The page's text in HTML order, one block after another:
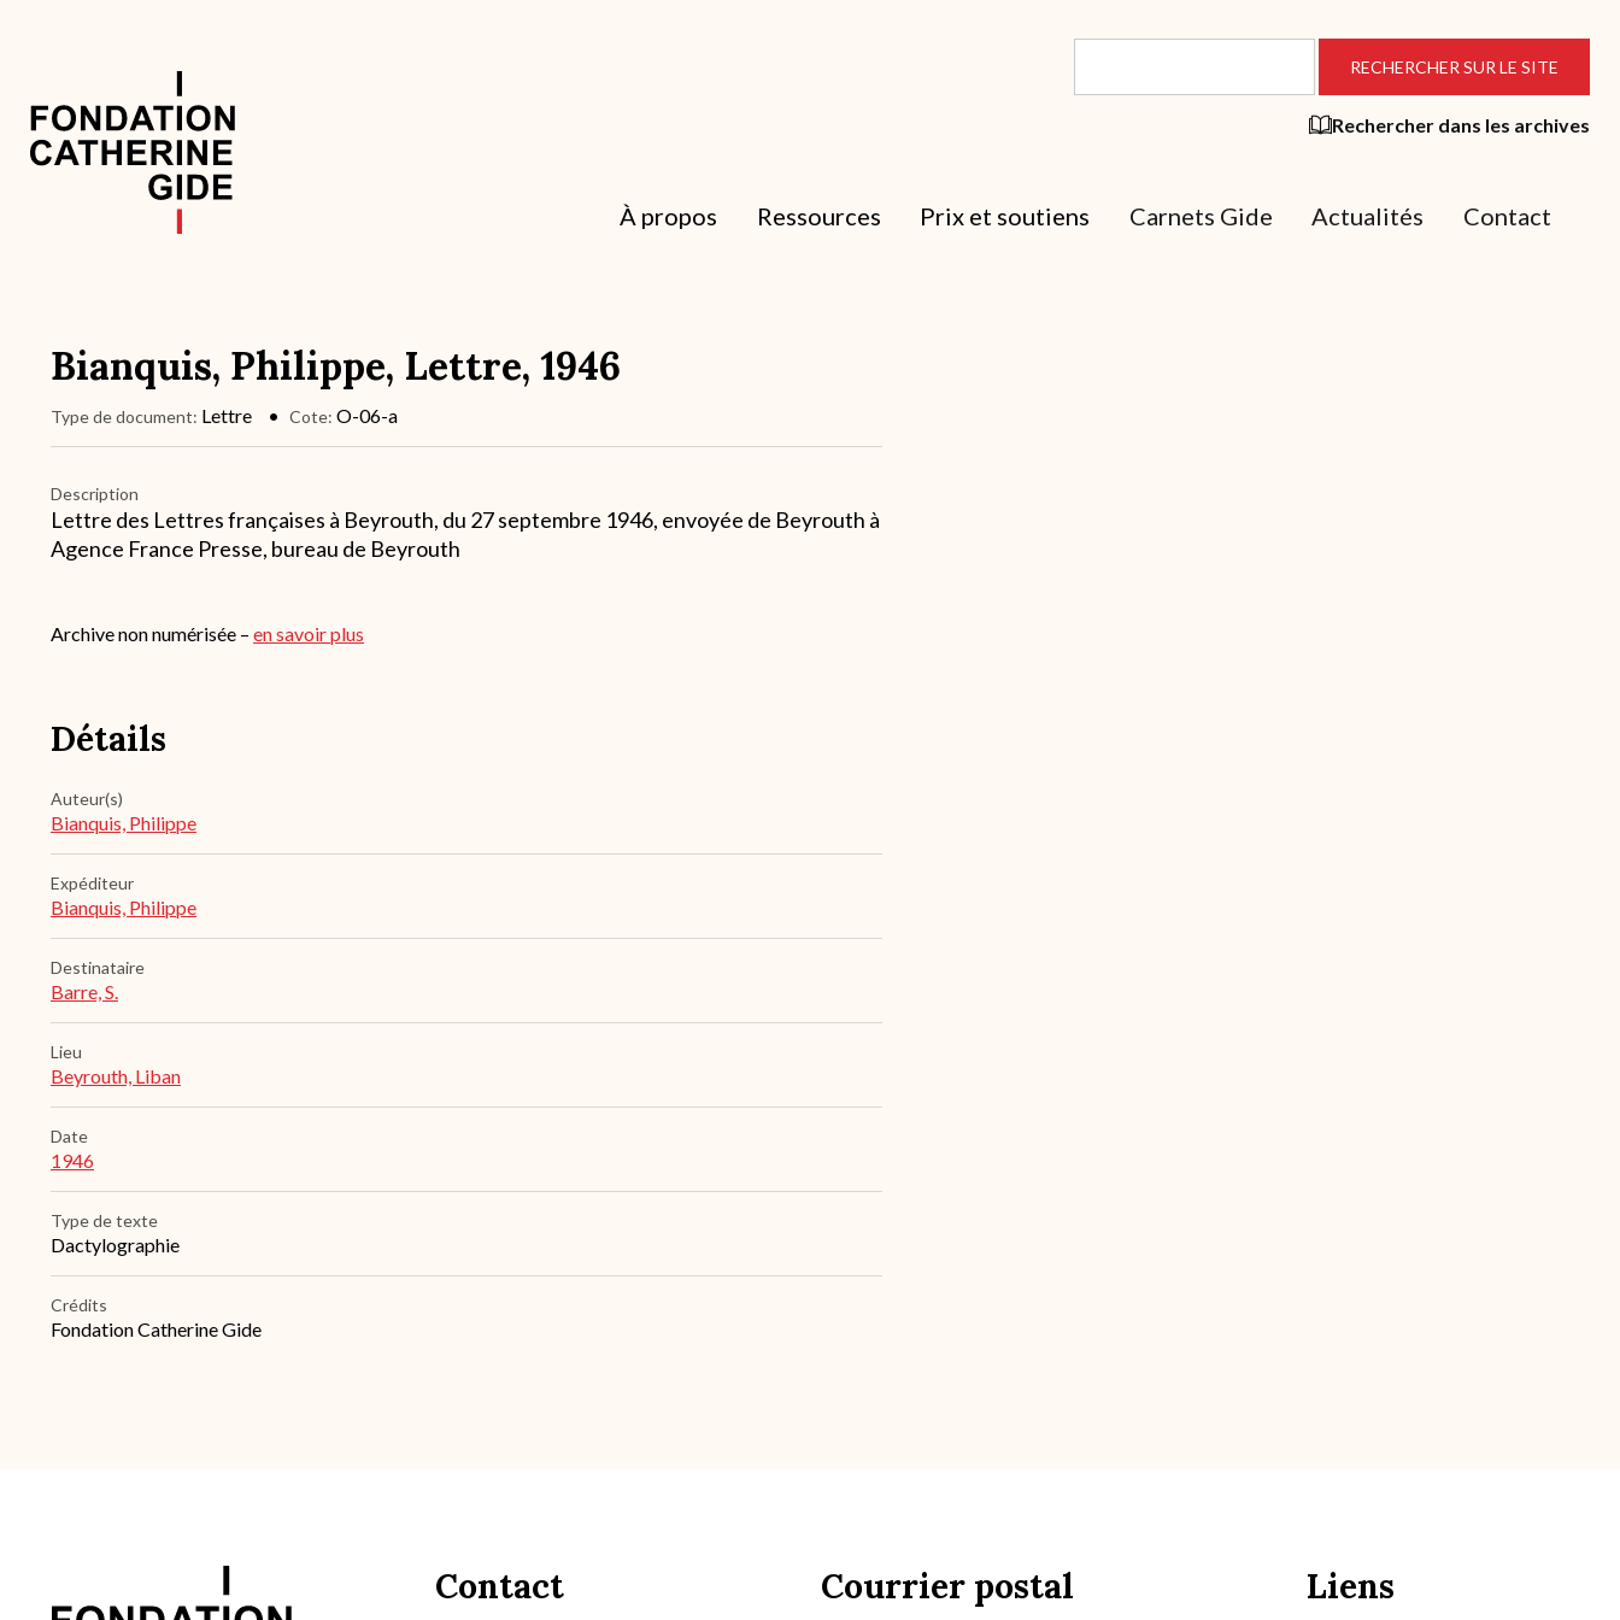
contenu
principal
Rechercher dans les archives
principale
À propos Ressources Prix et soutiens Carnets Gide Actualités Contact
Bianquis, Philippe, Lettre, 1946
Type de document Lettre Cote O-06-a
Description
Lettre des Lettres françaises à Beyrouth, du 27 septembre 1946, envoyée de Beyrouth à
Agence France Presse, bureau de Beyrouth
Archive non numérisée – en savoir plus
Détails
Auteur(s)
Bianquis, Philippe
Expéditeur
Bianquis, Philippe
Destinataire
Barre, S.
Lieu
Beyrouth, Liban
Date
1946
Type de texte
Dactylographie
Crédits
Fondation Catherine Gide
Contact Courrier postal Liens